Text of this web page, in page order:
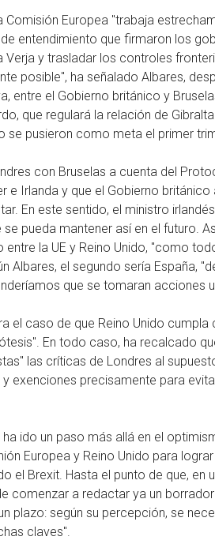
Europea "trabaja
entendimiento que firmaron los
Verja y trasladar los controles
posible", ha señalado Albares,
entre el Gobierno británico y
que regulará la relación de
se pusieron como meta el primer
con Bruselas a cuenta del
e Irlanda y que el Gobierno
En este sentido, el ministro
pueda mantener así en el futuro.
la UE y Reino Unido, "como
Albares, el segundo sería España,
que se tomaran acciones
el caso de que Reino Unido
En todo caso, ha recalcado
las críticas de Londres al
exenciones precisamente para
ido un paso más allá en el
Europea y Reino Unido para
el Brexit. Hasta el punto de que,
comenzar a redactar ya un
plazo: según su percepción, se
claves".